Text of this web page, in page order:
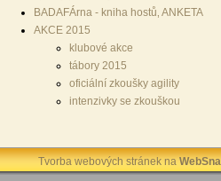
BADAFÁrna - kniha hostů‚ ANKETA
AKCE 2015
klubové akce
tábory 2015
oficiální zkoušky agility
intenzivky se zkouškou
Tvorba webových stránek na